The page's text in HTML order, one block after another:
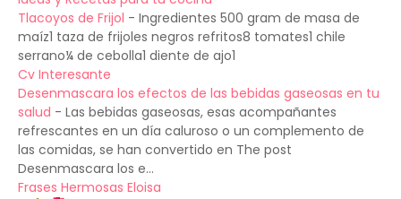
Tlacoyos de Frijol - Ingredientes 500 gram de masa de
maíz1 taza de frijoles negros refritos8 tomates1 chile
serrano¼ de cebolla1 diente de ajo1
Cv Interesante
Desenmascara los efectos de las bebidas gaseosas en tu
salud - Las bebidas gaseosas, esas acompañantes
refrescantes en un día caluroso o un complemento de
las comidas, se han convertido en The post
Desenmascara los e...
Frases Hermosas Eloisa